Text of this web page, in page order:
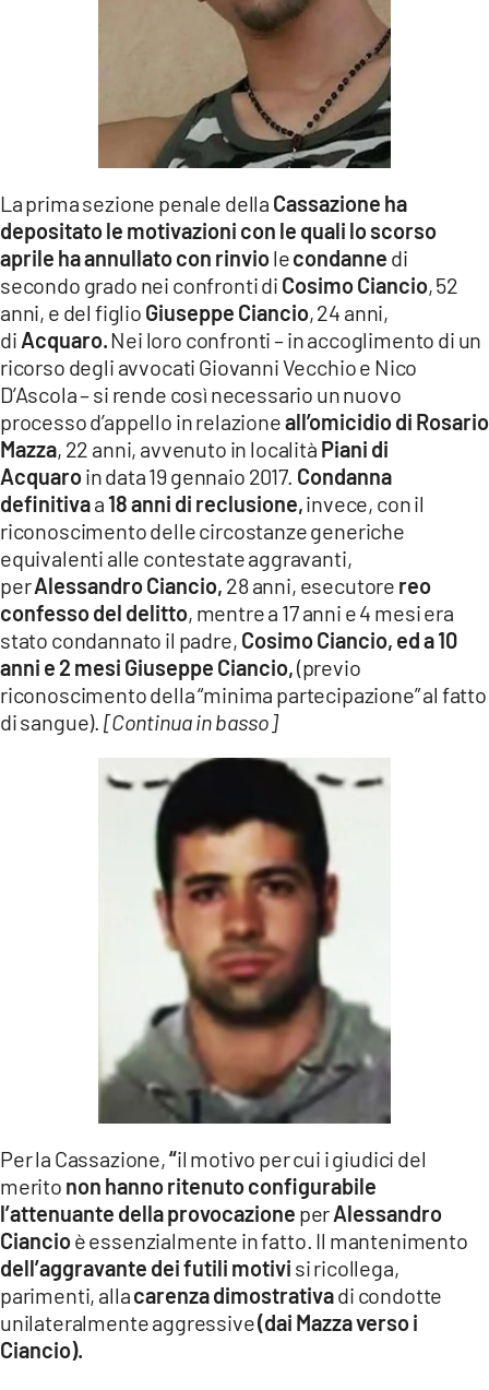
CATANZAROCHANNEL.IT
LACAPITALENEWS.IT
App
ANDROID
APPLE
La prima sezione penale della Cassazione ha
depositato le motivazioni con le quali lo scorso
aprile ha annullato con rinviolecondanne di
secondo grado nei confronti di Cosimo Ciancio, 52
anni, e del figlio Giuseppe Ciancio, 24 anni,
di Acquaro.Nei loro confronti – in accoglimento di un
ricorso degli avvocati Giovanni Vecchio e Nico
D’Ascola – si rende così necessario un nuovo
processo d’appello in relazioneall’omicidio di Rosario
Mazza, 22 anni, avvenuto in località Piani di
Acquaroin data 19 gennaio 2017. Condanna
definitivaa 18 anni di reclusione,invece, con il
riconoscimento delle circostanze generiche
equivalenti alle contestate aggravanti,
perAlessandro Ciancio, 28 anni, esecutore reo
confesso del delitto, mentre a 17 anni e 4 mesi era
stato condannato il padre, Cosimo Ciancio, ed a 10
anni e 2 mesi Giuseppe Ciancio,(previo
riconoscimento della “minima partecipazione” al fatto
di sangue). [Continua in basso]
Per la Cassazione,“il motivo per cui i giudici del
merito non hanno ritenuto configurabile
l’attenuante della provocazione perAlessandro
Ciancioè essenzialmente in fatto. Il mantenimento
dell’aggravante dei futili motivi si ricollega,
parimenti, allacarenza dimostrativadi condotte
unilateralmente aggressive(dai Mazza verso i
Ciancio).